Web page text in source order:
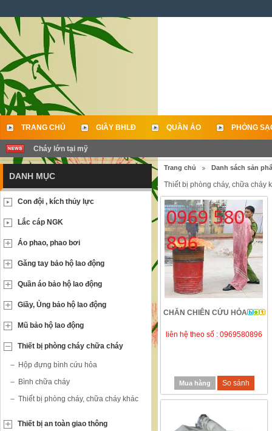
TRANG CHỦ GIẦY BHLĐ QUẦN ÁO PHÒNG
LIÊN HỆ
Cháy lớn tại mỹ
Trang chủ Danh sách sản
Thiết bị phòng cháy, chữa cháy
CHĂN CHIÊN CỨU HỎA
liên hệ theo số : 0969580896
Mua hàng So sánh
DANH MỤC
Con đội , kích thủy lực
Lắc cáp NGK
Áo phao, phao bơi
Găng tay bảo hộ lao động
Quần áo bảo hộ lao động
Giầy, Ủng bảo hộ lao động
Mũ bảo hộ lao động
Thiết bị phòng cháy chữa cháy
Hộp đựng bình cứu hỏa
Bình chữa cháy
Thiết bị phòng cháy, chữa cháy khác
Thiết bị an toàn giao thông